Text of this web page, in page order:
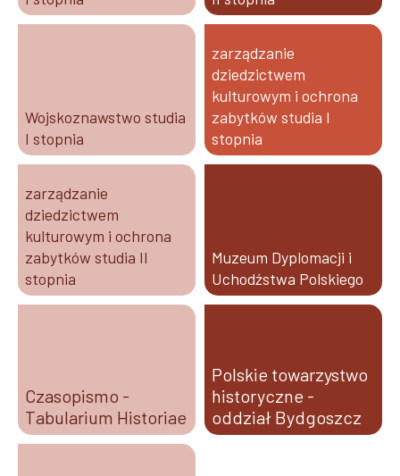
Wojskoznawstwo studia
I stopnia
zarządzanie
dziedzictwem
kulturowym i ochrona
zabytków studia I
stopnia
zarządzanie
dziedzictwem
kulturowym i ochrona
zabytków studia II
stopnia
Muzeum Dyplomacji i
Uchodźstwa Polskiego
Czasopismo -
Tabularium Historiae
Polskie towarzystwo
historyczne -
oddział Bydgoszcz